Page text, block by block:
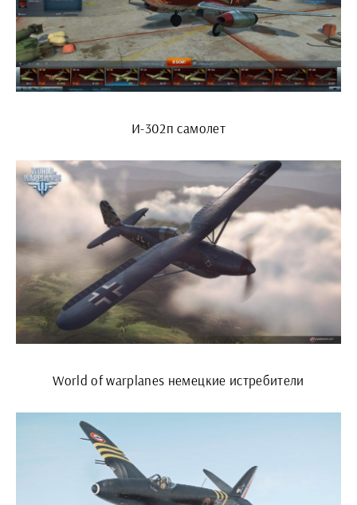
И-302п самолет
World of warplanes немецкие истребители